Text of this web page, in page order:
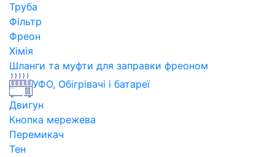
Труба
Фільтр
Фреон
Хімія
Шланги та муфти для заправки фреоном
УФО, Обігрівачі і батареї
Двигун
Кнопка мережева
Перемикач
Тен